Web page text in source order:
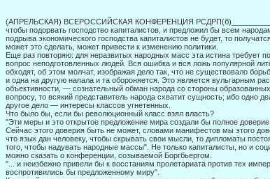
(АПРЕЛЬСКАЯ) ВСЕРОССИЙСКАЯ КОНФЕРЕНЦИЯ
чтобы подорвать господство капиталистов, и предложил бы всем
подрыва экономического господства капиталистов не будет, то
может это сделать, может привести к изменению политики.
Еще раз повторяю: для неразвитых народных масс эта истина требует
вопрос неподготовленных людей. Вся ошибка и вся ложь популярной
обходят, об этом молчат, изображая дело так, что не существовало
и одна на другую напала и та обороняется. Это является вульгарным
объективности, — сознательный обман народа со стороны
вопросу, то всякий представитель народа схватит сущность; ибо одно
другое дело — интересы классов угнетенных.
Что было бы, если бы революционный класс взял власть?
"Эти меры и это открытое предложение мира создали бы полное
Сейчас этого доверия быть не может, словами манифестов мы этого
что язык дан человеку, чтобы скрывать свои мыс­ли, то дипломаты
того, чтобы наду­вать народные массы". Не только капиталисты, но и
можно сказать о конференции, созываемой Боргбьергом.
"... и неизбежно привели бы к восстаниям пролетариата против тех
воспротивились бы предложенному миру".